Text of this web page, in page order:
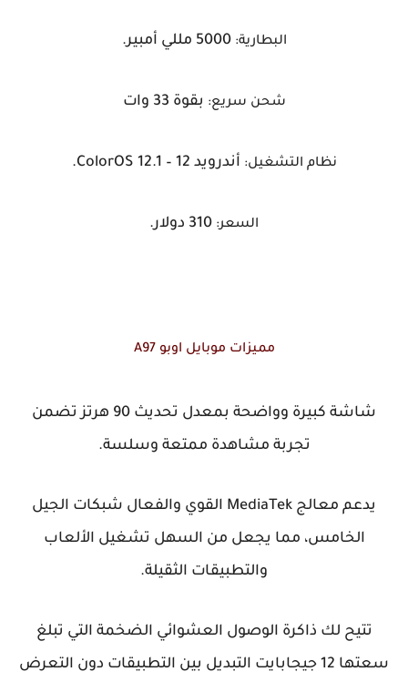
البطارية: 5000 مللي أمبير.
شحن سريع: بقوة 33 وات
نظام التشغيل: أندرويد 12 – ColorOS 12.1.
السعر: 310 دولار.
مميزات موبايل اوبو A97
شاشة كبيرة وواضحة بمعدل تحديث 90 هرتز تضمن
تجربة مشاهدة ممتعة وسلسة.
يدعم معالج MediaTek القوي والفعال شبكات الجيل
الخامس، مما يجعل من السهل تشغيل الألعاب
والتطبيقات الثقيلة.
تتيح لك ذاكرة الوصول العشوائي الضخمة التي تبلغ
سعتها 12 جيجابايت التبديل بين التطبيقات دون التعرض